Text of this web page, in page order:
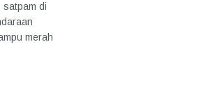
satpam di
merah